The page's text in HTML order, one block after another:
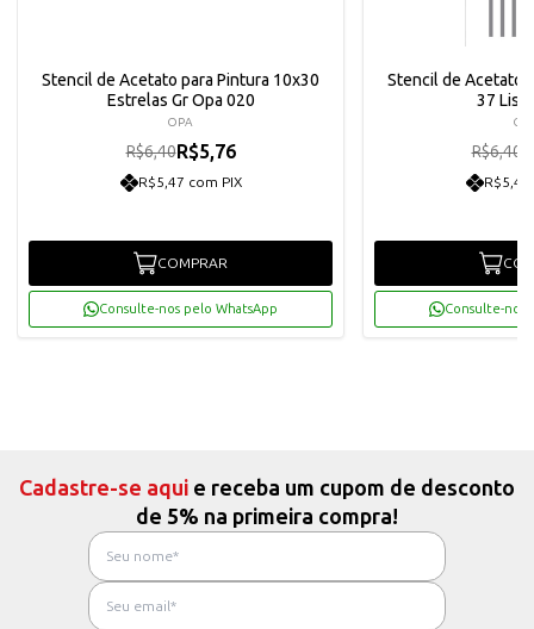
Stencil de Acetato para Pintura 10x30
Estrelas Gr Opa 020
OPA
R$6,40R$5,76
R$5,47 com PIX
COMPRAR
Consulte-nos pelo WhatsApp
Stencil de Acetato
37
R$6,40
R$5,47
Consulte-nos
Cadastre-se aqui e receba um cupom de desconto
de 5% na primeira compra!